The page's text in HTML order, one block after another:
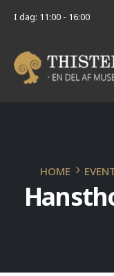
I dag: 11:00 - 16:00
HOME